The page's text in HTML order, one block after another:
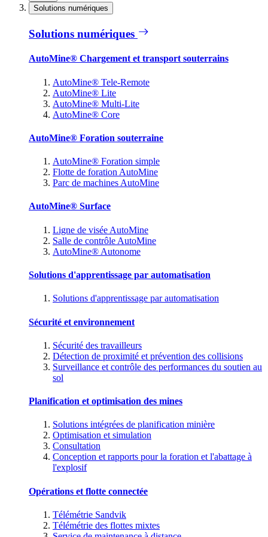
Solutions numériques
Solutions numériques
AutoMine® Chargement et transport souterrains
AutoMine® Tele-Remote
AutoMine® Lite
AutoMine® Multi-Lite
AutoMine® Core
AutoMine® Foration souterraine
AutoMine® Foration simple
Flotte de foration AutoMine
Parc de machines AutoMine
AutoMine® Surface
Ligne de visée AutoMine
Salle de contrôle AutoMine
AutoMine® Autonome
Solutions d'apprentissage par automatisation
Solutions d'apprentissage par automatisation
Sécurité et environnement
Sécurité des travailleurs
Détection de proximité et prévention des collisions
Surveillance et contrôle des performances du soutien au
sol
Planification et optimisation des mines
Solutions intégrées de planification minière
Optimisation et simulation
Consultation
Conception et rapports pour la foration et l'abattage à
l'explosif
Opérations et flotte connectée
Télémétrie Sandvik
Télémétrie des flottes mixtes